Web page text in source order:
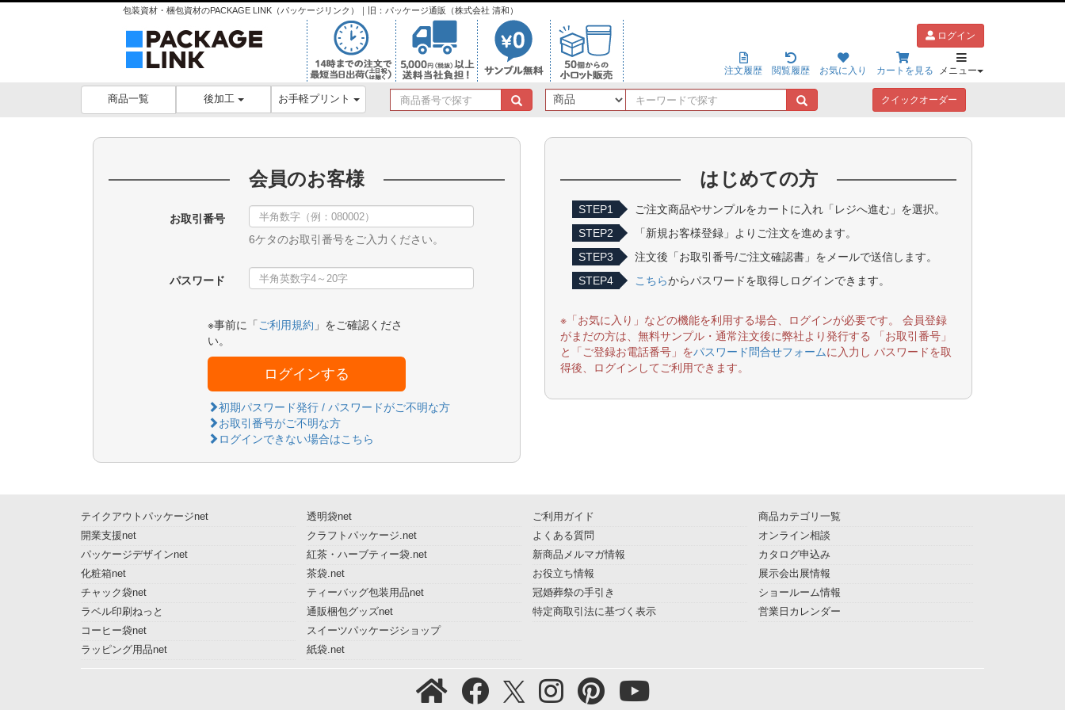
包装資材・梱包資材のPACKAGE LINK（パッケージリンク）｜旧：パッケージ通販（株式会社 清和）
ログイン
注文履歴 閲覧履歴 お気に入り カートを見る メニュー
商品一覧 後加工 お手軽プリント
商
品
キ
ー
で
探
す
クイックオーダー
会員のお客様
お取引番号
6ケタのお取引番号をご入力ください。
パスワード
※事前に「 ご利用規約 」をご確認くださ
い。
ログインする
初期パスワード発行 / パスワードがご不明な方
お取引番号がご不明な方
ログインできない場合はこちら
はじめての方
STEP1
ご注文商品やサンプルをカートに入れ「レジへ進む」を選択。
STEP2
「新規お客様登録」よりご注文を進めます。
STEP3
注文後「お取引番号/ご注文確認書」をメールで送信します。
STEP4
こちらからパスワードを取得しログインできます。
※「お気に入り」などの機能を利用する場合、ログインが必要です。 会員登録
がまだの方は、無料サンプル・通常注文後に弊社より発行する 「お取引番号」
と「ご登録お電話番号」をパスワード問合せフォームに入力し パスワードを取
得後、ログインしてご利用できます。
テイクアウトパッケージnet
開業支援net
パッケージデザインnet
化粧箱net
チャック袋net
ラベル印刷ねっと
コーヒー袋net
ラッピング用品net
透明袋net
クラフトパッケージ.net
紅茶・ハーブティー袋.net
茶袋.net
ティーバッグ包装用品net
通販梱包グッズnet
スイーツパッケージショップ
紙袋.net
ご利用ガイド
よくある質問
新商品メルマガ情報
お役立ち情報
冠婚葬祭の手引き
特定商取引法に基づく表示
商品カテゴリ一覧
オンライン相談
カタログ申込み
展示会出展情報
ショールーム情報
営業日カレンダー